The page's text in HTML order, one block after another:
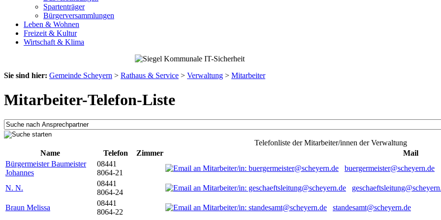
Spartenträger
Bürgerversammlungen
Leben & Wohnen
Freizeit & Kultur
Wirtschaft & Klima
Sie sind hier: Gemeinde Scheyern > Rathaus & Service > Verwaltung > Mitarbeiter
Mitarbeiter-Telefon-Liste
Telefonliste der Mitarbeiter/innen der Verwaltung
Name
Telefon Zimmer
Mail
Bürgermeister Baumeister
Johannes
08441
8064-21
buergermeister@scheyern.de
N. N.
08441
8064-24
Braun Melissa
08441
8064-22
standesamt@scheyern.de